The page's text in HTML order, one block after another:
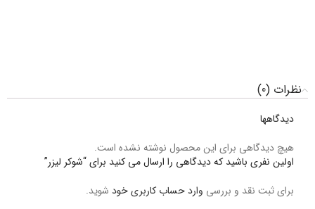
نظرات (0)
دیدگاهها
هیچ دیدگاهی برای این محصول نوشته نشده است.
اولین نفری باشید که دیدگاهی را ارسال می کنید برای “شوکر لیزر”
برای ثبت نقد و بررسی وارد حساب کاربری خود شوید.